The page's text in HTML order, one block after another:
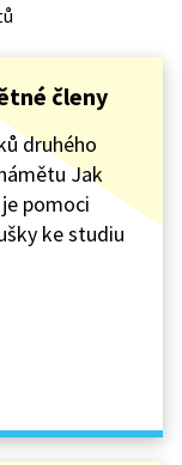
členy
druhého
Jak
pomoci
ke studiu